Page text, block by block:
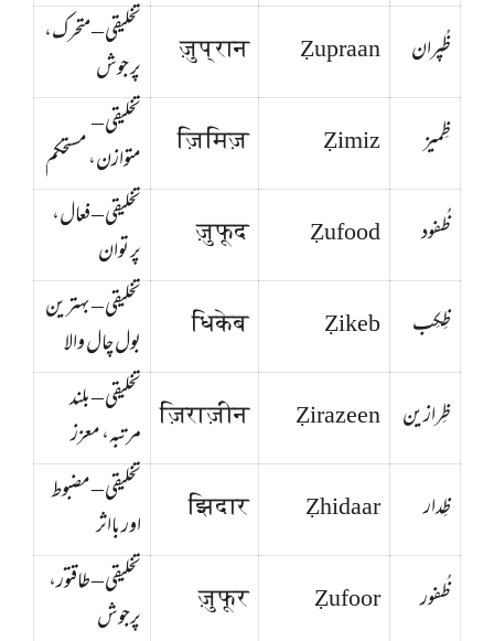
ظُپران
Ẓupraan
ज़ुप्रान
تخلیقی – متحرک،
پر جوش
ظِمیز
Ẓimiz
ज़िमिज़
تخلیقی –
متوازن، مستحکم
ظُفود
Ẓufood
ज़ुफूद
تخلیقی – فعال،
پر توان
ظِکِب
Ẓikeb
धिकेब
تخلیقی – بہترین
بول چال والا
ظِرازین Ẓirazeen
ज़िराज़ीन
تخلیقی – بلند
مرتبہ، معزز
ظِدار
Ẓhidaar
झिदार
تخلیقی – مضبوط
اور بااثر
ظُفور
Ẓufoor
ज़ुफूर
تخلیقی – طاقتور،
پرجوش